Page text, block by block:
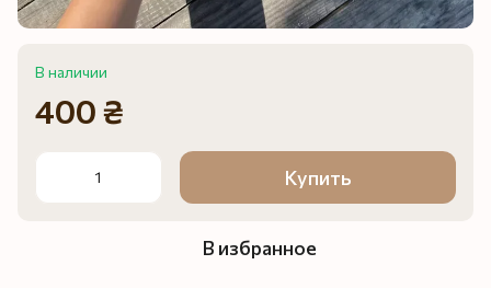
В наличии
400 ₴
Купить
В избранное